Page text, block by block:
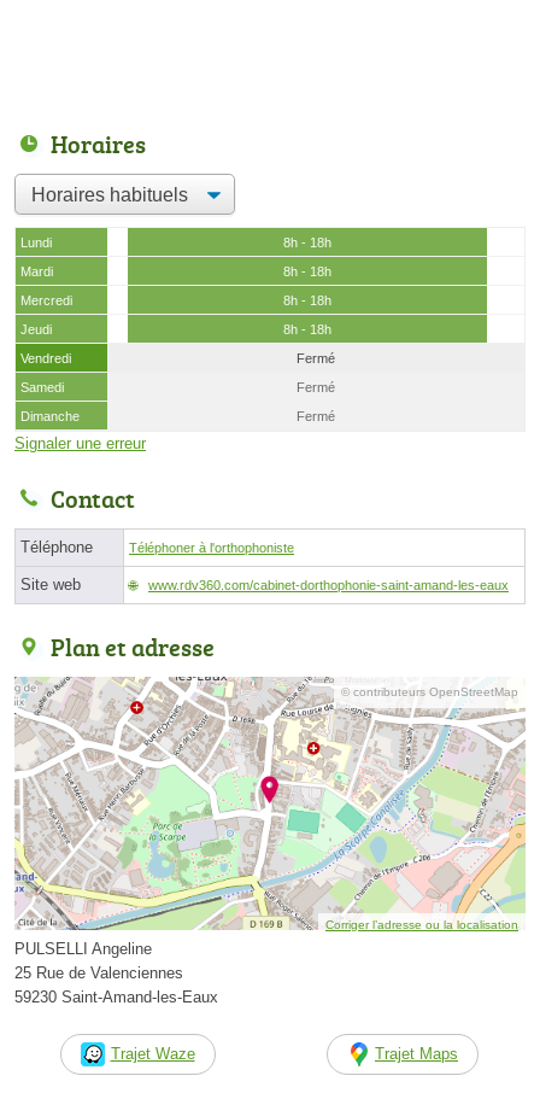
Horaires
Lundi
8h - 18h
Mardi
8h - 18h
Mercredi
8h - 18h
Jeudi
8h - 18h
Vendredi
Fermé
Samedi
Fermé
Dimanche
Fermé
Signaler une erreur
Contact
Téléphone Téléphoner à l'orthophoniste
Site web www.rdv360.com/cabinet-dorthophonie-saint-amand-les-eaux
Plan et adresse
© contributeurs OpenStreetMap
Corriger l’adresse ou la localisation
PULSELLI Angeline
25 Rue de Valenciennes
59230 Saint-Amand-les-Eaux
Trajet Waze Trajet Maps